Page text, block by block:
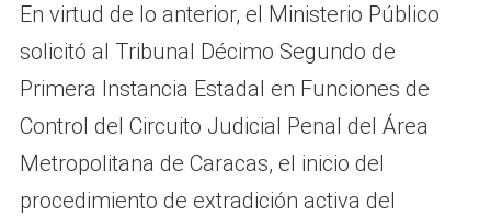
En virtud de lo anterior, el Ministerio Público
solicitó al Tribunal Décimo Segundo de
Primera Instancia Estadal en Funciones de
Control del Circuito Judicial Penal del Área
Metropolitana de Caracas, el inicio del
procedimiento de extradición activa del